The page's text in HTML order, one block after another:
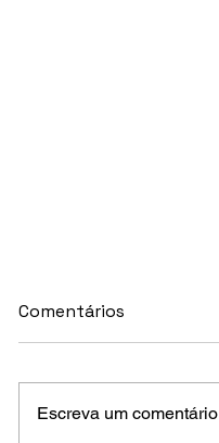
Comentários
Escreva um comentário